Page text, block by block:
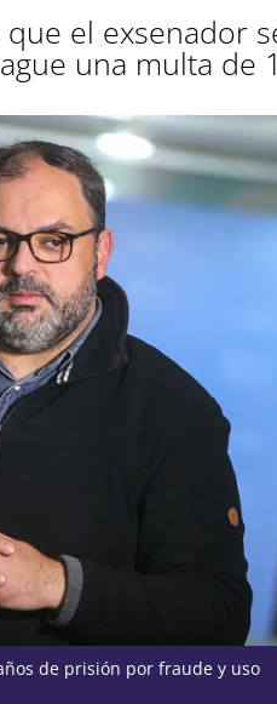
el exsenador
una multa de
de prisión por fraude y uso